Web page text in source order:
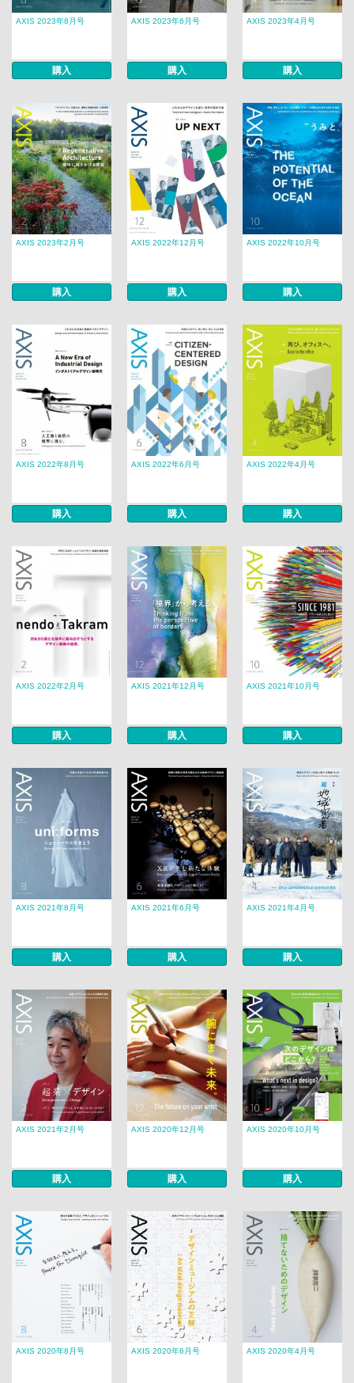
AXIS 2023年8月号
購入
AXIS 2023年6月号
購入
AXIS 2023年4月号
購入
AXIS 2023年2月号
購入
AXIS 2022年12月号
購入
AXIS 2022年10月号
購入
AXIS 2022年8月号
購入
AXIS 2022年6月号
購入
AXIS 2022年4月号
購入
AXIS 2022年2月号
購入
AXIS 2021年12月号
購入
AXIS 2021年10月号
購入
AXIS 2021年8月号
購入
AXIS 2021年6月号
購入
AXIS 2021年4月号
購入
AXIS 2021年2月号
購入
AXIS 2020年12月号
購入
AXIS 2020年10月号
購入
AXIS 2020年8月号 AXIS 2020年6月号 AXIS 2020年4月号